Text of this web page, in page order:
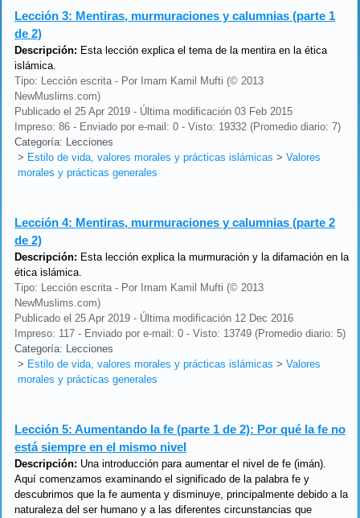
Lección 3: Mentiras, murmuraciones y calumnias (parte 1
de 2)
Descripción: Esta lección explica el tema de la mentira en la ética
islámica.
Tipo: Lección escrita - Por Imam Kamil Mufti (© 2013
NewMuslims.com)
Publicado el 25 Apr 2019 - Última modificación 03 Feb 2015
Impreso: 86 - Enviado por e-mail: 0 - Visto: 19332 (Promedio diario: 7)
Categoría: Lecciones
> Estilo de vida, valores morales y prácticas islámicas > Valores
morales y prácticas generales
Lección 4: Mentiras, murmuraciones y calumnias (parte 2
de 2)
Descripción: Esta lección explica la murmuración y la difamación en la
ética islámica.
Tipo: Lección escrita - Por Imam Kamil Mufti (© 2013
NewMuslims.com)
Publicado el 25 Apr 2019 - Última modificación 12 Dec 2016
Impreso: 117 - Enviado por e-mail: 0 - Visto: 13749 (Promedio diario: 5)
Categoría: Lecciones
> Estilo de vida, valores morales y prácticas islámicas > Valores
morales y prácticas generales
Lección 5: Aumentando la fe (parte 1 de 2): Por qué la fe no
está siempre en el mismo nivel
Descripción: Una introducción para aumentar el nivel de fe (imán).
Aquí comenzamos examinando el significado de la palabra fe y
descubrimos que la fe aumenta y disminuye, principalmente debido a la
naturaleza del ser humano y a las diferentes circunstancias que